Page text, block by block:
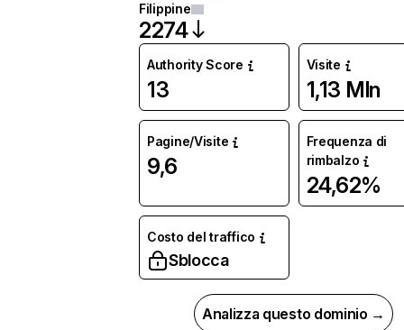
Filippine
2274
Authority Score
13
Visite
1,13 Mln
Pagine/Visite
9,6
Frequenza di
rimbalzo
24,62%
Costo del traffico
Sblocca
Analizza questo dominio →